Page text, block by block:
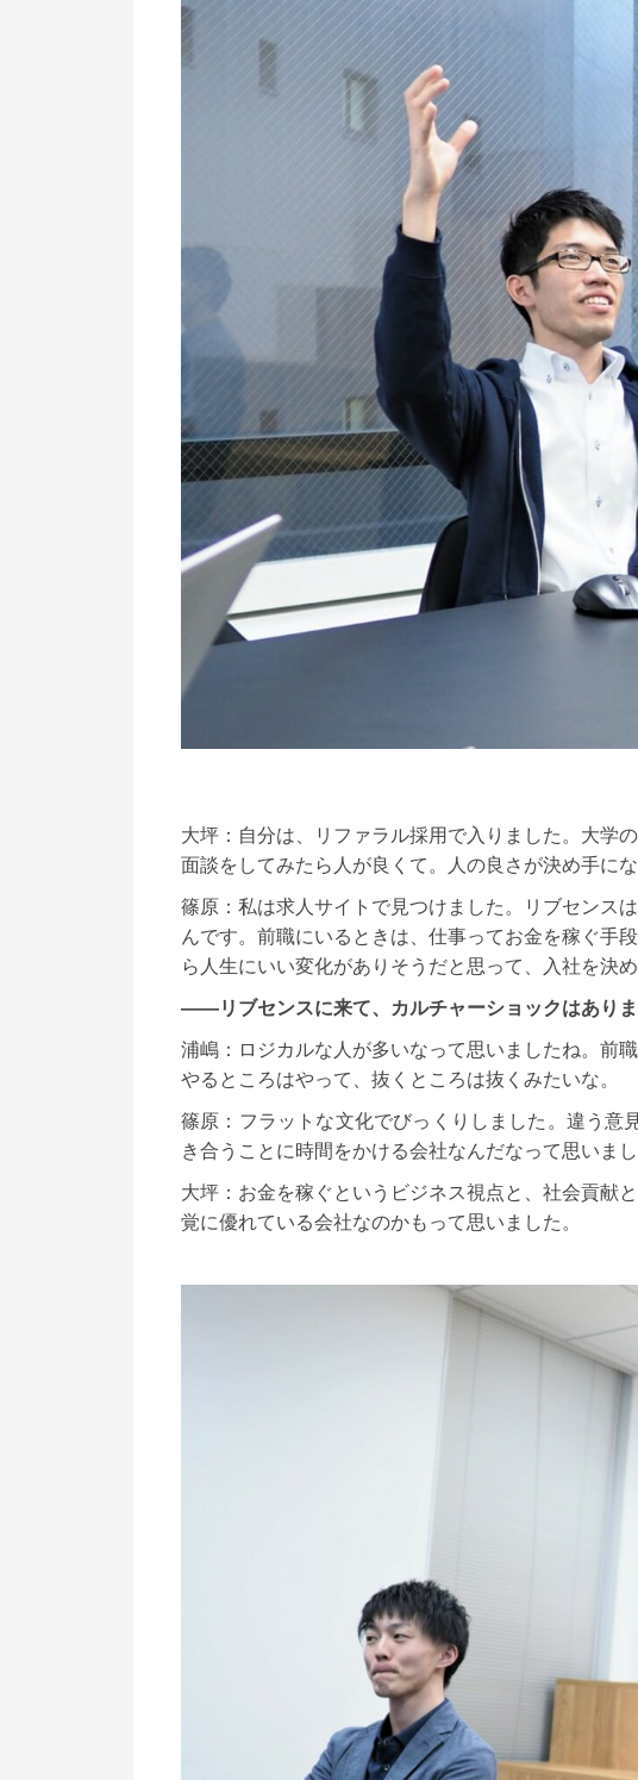
大坪：自分は、リファラル採用で入りました。大学
面談をしてみたら人が良くて。人の良さが決め手にな
篠原：私は求人サイトで見つけました。リブセンス
んです。前職にいるときは、仕事ってお金を稼ぐ手
ら人生にいい変化がありそうだと思って、入社を決め
――リブセンスに来て、カルチャーショックはありま
浦嶋：ロジカルな人が多いなって思いましたね。前
やるところはやって、抜くところは抜くみたいな。
篠原：フラットな文化でびっくりしました。違う意
き合うことに時間をかける会社なんだなって思いまし
大坪：お金を稼ぐというビジネス視点と、社会貢献
覚に優れている会社なのかもって思いました。